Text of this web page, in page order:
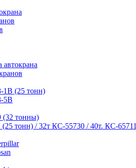
автокрана
1В (25 тонн)
5В
(32 тонны)
тонн) / 32т КС-55730 / 40т. КС-65711